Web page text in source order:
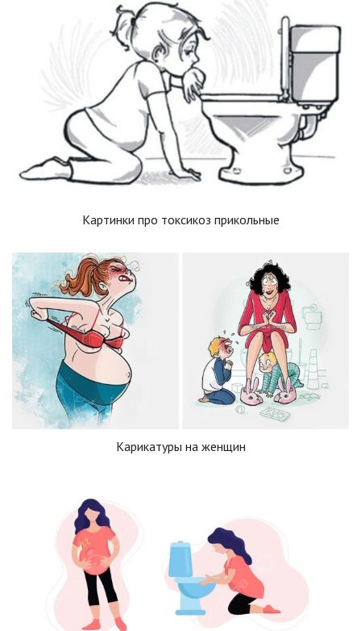
Картинки про токсикоз прикольные
Карикатуры на женщин